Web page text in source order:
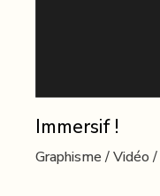
Immersif !
Graphisme Vidéo